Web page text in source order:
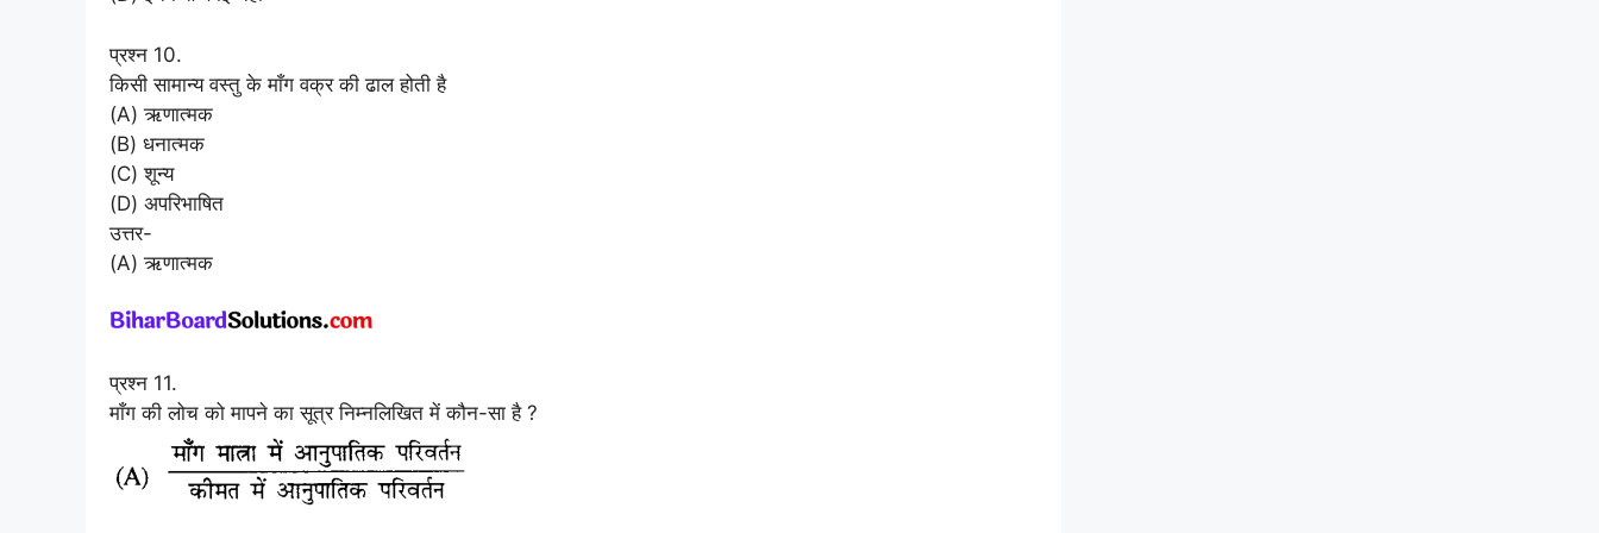
प्रश्न 10.
किसी सामान्य वस्तु के माँग वक्र की ढाल होती है
(A) ऋणात्मक
(B) धनात्मक
(C) शून्य
(D) अपरिभाषित
उत्तर-
(A) ऋणात्मक
प्रश्न 11.
माँग की लोच को मापने का सूत्र निम्नलिखित में कौन-सा है ?